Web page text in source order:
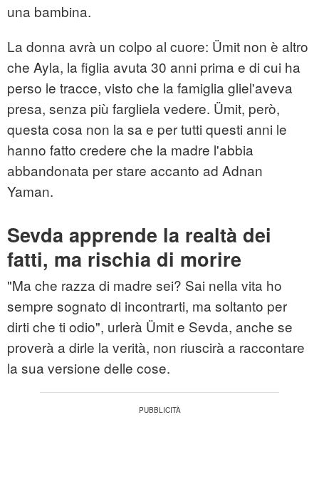
una bambina.
La donna avrà un colpo al cuore: Ümit non è altro
che Ayla, la figlia avuta 30 anni prima e di cui ha
perso le tracce, visto che la famiglia gliel'aveva
presa, senza più fargliela vedere. Ümit, però,
questa cosa non la sa e per tutti questi anni le
hanno fatto credere che la madre l'abbia
abbandonata per stare accanto ad Adnan
Yaman.
Sevda apprende la realtà dei
fatti, ma rischia di morire
"Ma che razza di madre sei? Sai nella vita ho
sempre sognato di incontrarti, ma soltanto per
dirti che ti odio", urlerà Ümit e Sevda, anche se
proverà a dirle la verità, non riuscirà a raccontare
la sua versione delle cose.